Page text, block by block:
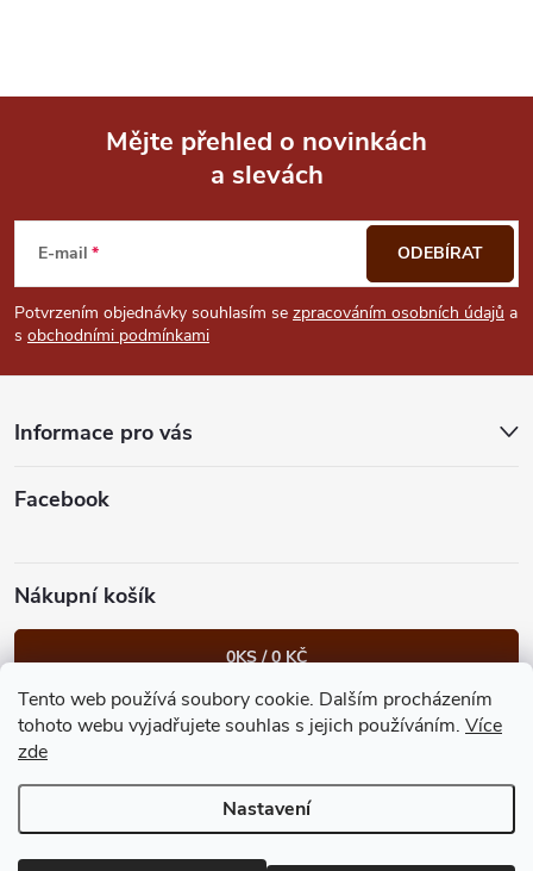
Tento web používá soubory cookie. Dalším procházením
tohoto webu vyjadřujete souhlas s jejich používáním. Více
zde
Nastavení
p
p
a
Mějte přehled o novinkách
a slevách
E-mail
Potvrzením objednávky souhlasím se zpracováním osobních údajů a
s obchodními podmínkami
ODEBÍRAT
Informace pro vás
Facebook
Nákupní košík
0KS /0 KČ
Heureka.cz Facebook Instagram Bonvolo - přidej se taky
GastroKlub.cz. Všechna práva vyhrazena.
nastavení cookies